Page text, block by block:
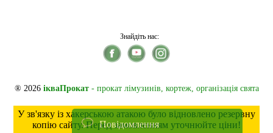
Знайдіть нас:
® 2026 ікваПрокат- прокат лімузинів, кортеж, організація свята
У зв'язку із хакерською атакою було відновлено резервну
копію сайту. Перед замовленням уточнюйте ціни!
Повідомлення